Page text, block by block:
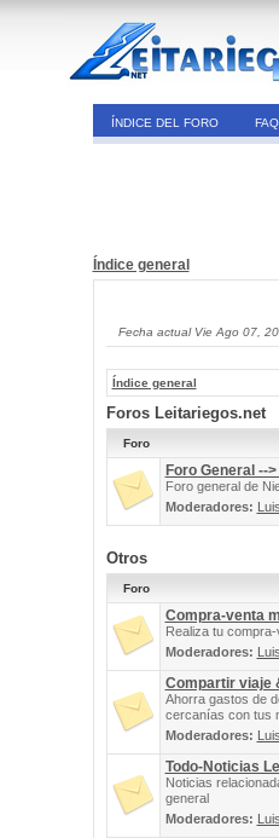
ÍNDICE DEL FORO FAQ
Índice general
Fecha actual Vie Ago 07,
Índice general
Foros Leitariegos.net
Foro
Foro General --
Foro general de
Moderadores:
Otros
Foro
Compra-venta
Realiza tu
Moderadores:
Compartir viaje
Ahorra gastos de
cercanías con tus
Moderadores:
Todo-Noticias
Noticias
general
Moderadores: